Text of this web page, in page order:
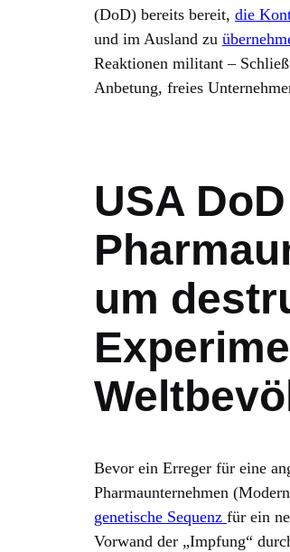
(DoD) bereits bereit, die
und im Ausland zu
Reaktionen militant –
Anbetung, freies
USA
um
Bevor ein Erreger für eine
Pharmaunternehmen
genetische Sequenz für ein
Vorwand der „Impfung“